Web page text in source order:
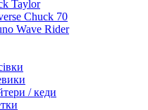
Taylor
Chuck 70
Wave Rider
/ кеди